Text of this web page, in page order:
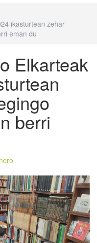
ikasturtean zehar
eman du
Elkarteak
berri